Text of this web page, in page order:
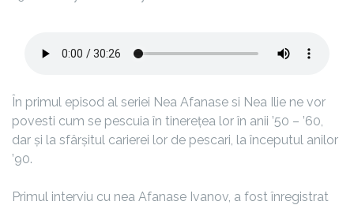
În primul episod al seriei Nea Afanase si Nea Ilie ne vor
povesti cum se pescuia în tinerețea lor în anii ’50 – ’60,
dar și la sfârșitul carierei lor de pescari, la începutul anilor
’90.
Primul interviu cu nea Afanase Ivanov, a fost înregistrat